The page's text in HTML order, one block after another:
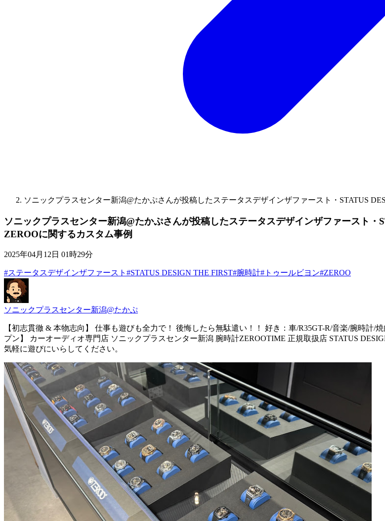
ソニックプラスセンター新潟@たかぷさんが投稿したステータスデザインザファースト・STATUS
ソニックプラスセンター新潟@たかぷさんが投稿したステータスデザインザファースト
ZEROOに関するカスタム事例
2025年04月12日 01時29分
#ステータスデザインザファースト #STATUS DESIGN THE FIRST#腕時計#トゥールビヨン#ZEROO
ソニックプラスセンター新潟@たかぷ
【初志貫徹 & 本物志向】 仕事も遊びも全力で！ 後悔したら無駄遣い！！ 好き：車/R35GT-R/音楽/腕時計
プン】 カーオーディオ専門店 ソニックプラスセンター新潟 腕時計ZEROOTIME 正規取扱店 STATUS
気軽に遊びにいらしてください。